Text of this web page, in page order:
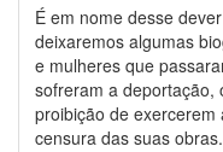
É em nome desse
deixaremos algumas
e mulheres que
sofreram a deportação,
proibição de
censura das suas obras.